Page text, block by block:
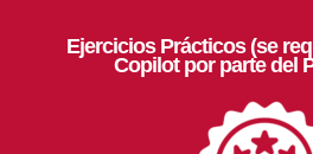
Ejercicios Prácticos (se
Copilot por parte del